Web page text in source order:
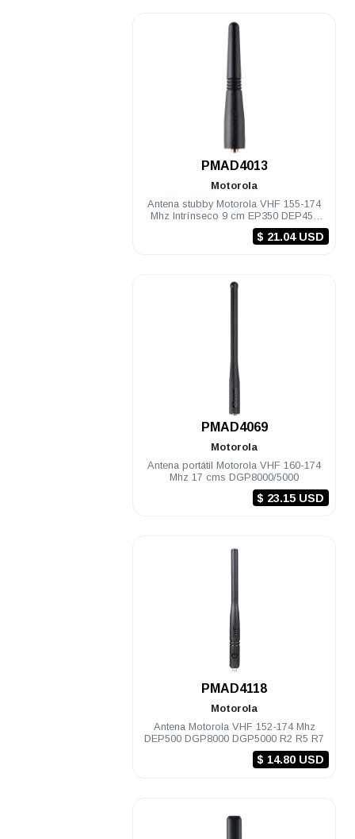
PMAD4013
Motorola
Antena stubby Motorola VHF 155-174
Mhz Intrínseco 9 cm EP350 DEP450
PRO5150/7150 PRO Elite
$ 21.04 USD
PMAD4069
Motorola
Antena portátil Motorola VHF 160-174
Mhz 17 cms DGP8000/5000
$ 23.15 USD
PMAD4118
Motorola
Antena Motorola VHF 152-174 Mhz
DEP500 DGP8000 DGP5000 R2 R5 R7
$ 14.80 USD